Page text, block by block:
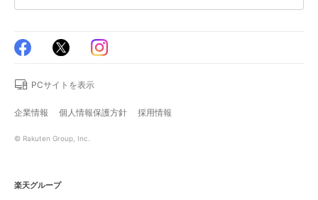
PCサイトを表示
企業情報 個人情報保護方針 採用情報
© Rakuten Group, Inc.
楽天グループ